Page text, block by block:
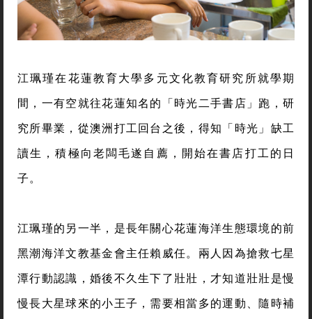
江珮瑾在花蓮教育大學多元文化教育研究所就學期
間，一有空就往花蓮知名的「時光二手書店」跑，研
究所畢業，從澳洲打工回台之後，得知「時光」缺工
讀生，積極向老闆毛遂自薦，開始在書店打工的日
子。
江珮瑾的另一半，是長年關心花蓮海洋生態環境的前
黑潮海洋文教基金會主任賴威任。兩人因為搶救七星
潭行動認識，婚後不久生下了壯壯，才知道壯壯是慢
慢長大星球來的小王子，需要相當多的運動、隨時補